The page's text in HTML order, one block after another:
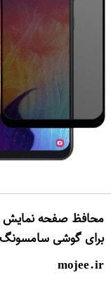
برای گوشی سامسونگ Galaxy A50
mojee.ir